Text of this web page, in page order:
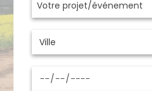
Votre projet/événement